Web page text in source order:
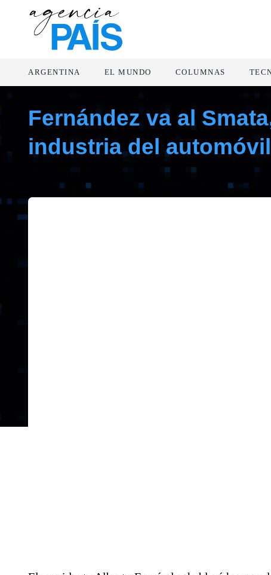
ARGENTINA EL MUNDO COLUMNAS
Fernández va al
industria del automóvil